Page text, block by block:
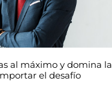
al máximo y domina la
el desafío